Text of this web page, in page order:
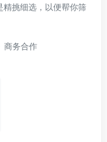
精挑细选，以便帮你筛
商务合作